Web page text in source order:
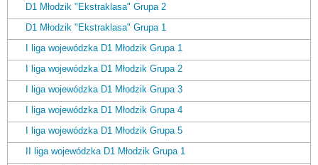
D1 Młodzik "Ekstraklasa" Grupa 2
D1 Młodzik "Ekstraklasa" Grupa 1
I liga wojewódzka D1 Młodzik Grupa 1
I liga wojewódzka D1 Młodzik Grupa 2
I liga wojewódzka D1 Młodzik Grupa 3
I liga wojewódzka D1 Młodzik Grupa 4
I liga wojewódzka D1 Młodzik Grupa 5
II liga wojewódzka D1 Młodzik Grupa 1